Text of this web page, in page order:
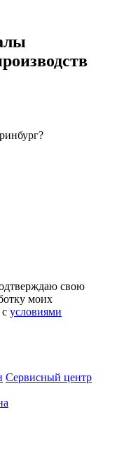
свою
моих
условиями
Сервисный центр